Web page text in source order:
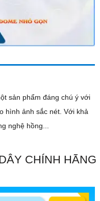
sản phẩm đáng chú ý với
sắc nét. Với khả
nghệ hồng...
CHÍNH HÃNG